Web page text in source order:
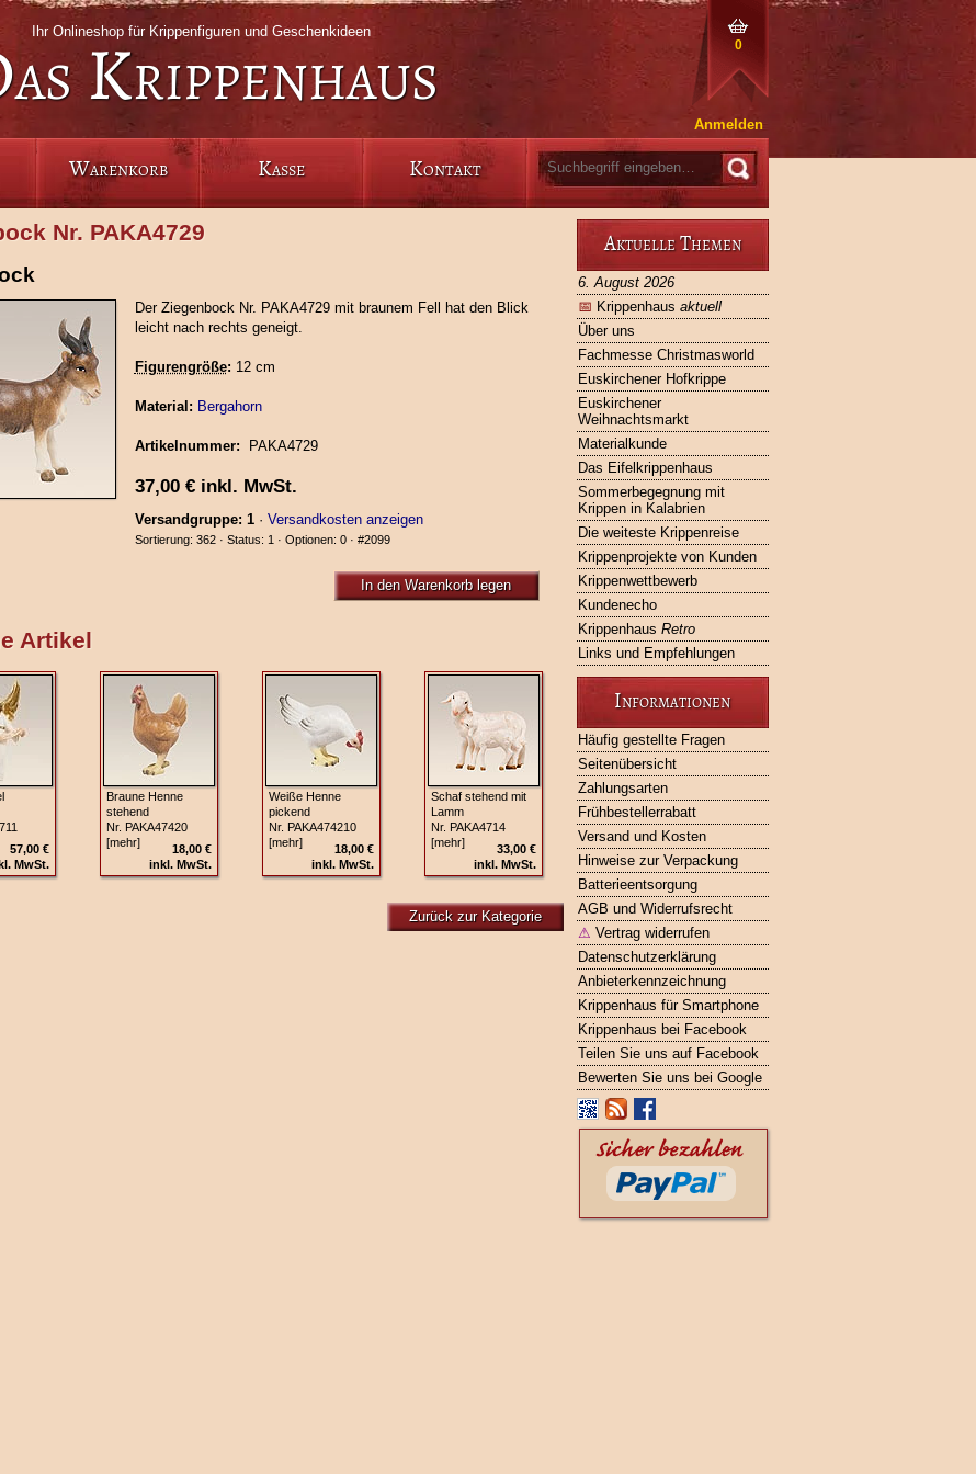
0
Ihr Onlineshop für Krippenfiguren und Geschenkideen
Krippenhaus
Anmelden
Warenkorb Kasse Kontakt
Aktuelle Themen
6. August 2026
📅 Krippenhaus aktuell
Über uns
Fachmesse Christmasworld
Euskirchener Hofkrippe
Euskirchener
Weihnachtsmarkt
Materialkunde
Das Eifelkrippenhaus
Sommerbegegnung mit
Krippen in Kalabrien
Die weiteste Krippenreise
Krippenprojekte von Kunden
Krippenwettbewerb
Kundenecho
Krippenhaus Retro
Links und Empfehlungen
Informationen
Häufig gestellte Fragen
Seitenübersicht
Zahlungsarten
Frühbestellerrabatt
Versand und Kosten
Hinweise zur Verpackung
Batterieentsorgung
AGB und Widerrufsrecht
⚠ Vertrag widerrufen
Datenschutzerklärung
Anbieterkennzeichnung
Krippenhaus für Smartphone
Krippenhaus bei Facebook
Teilen Sie uns auf Facebook
Bewerten Sie uns bei Google
Nr. PAKA4729
Der Ziegenbock Nr. PAKA4729 mit braunem Fell hat den Blick
leicht nach rechts geneigt.
Figurengröße: 12 cm
Material: Bergahorn
Artikelnummer: PAKA4729
37,00 €inkl. MwSt.
Versandgruppe: 1· Versandkosten anzeigen
Sortierung: 362 · Status: 1 · Optionen: 0 · #2099
In den Warenkorb legen
Artikel
57,00 €
MwSt.
Braune Henne
stehend
Nr. PAKA47420
[mehr]
18,00 €
inkl. MwSt.
Weiße Henne
pickend
Nr. PAKA474210
[mehr]
18,00 €
inkl. MwSt.
Schaf stehend mit
Lamm
Nr. PAKA4714
[mehr]
33,00 €
inkl. MwSt.
Zurück zur Kategorie